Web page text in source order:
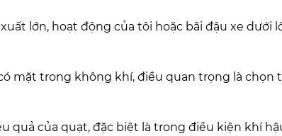
lớn, hoạt động của tôi hoặc bãi đậu xe dưới
mặt trong không khí, điều quan trọng là chọn
quả của quạt, đặc biệt là trong điều kiện khí